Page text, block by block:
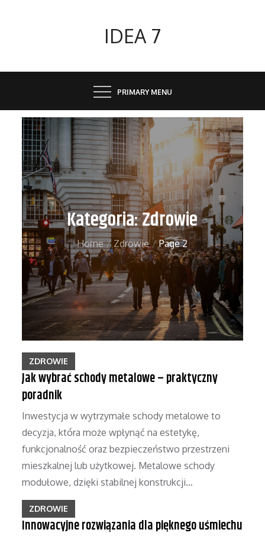
IDEA 7
PRIMARY MENU
Kategoria:Zdrowie
Home Zdrowie Page 2
ZDROWIE
Jak wybrać schody metalowe – praktyczny
poradnik
Inwestycja w wytrzymałe schody metalowe to
decyzja, która może wpłynąć na estetykę,
funkcjonalność oraz bezpieczeństwo przestrzeni
mieszkalnej lub użytkowej. Metalowe schody
modułowe, dzięki stabilnej konstrukcji…
ZDROWIE
Innowacyjne rozwiązania dla pięknego uśmiechu